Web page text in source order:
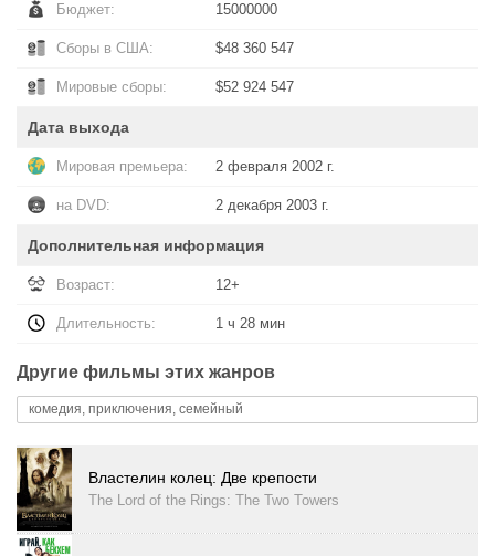
Бюджет: 15000000
Сборы в США: $48 360 547
Мировые сборы: $52 924 547
Дата выхода
Мировая премьера: 2 февраля 2002 г.
на DVD: 2 декабря 2003 г.
Дополнительная информация
Возраст: 12+
Длительность: 1 ч 28 мин
Другие фильмы этих жанров
комедия, приключения, семейный
Властелин колец: Две крепости
The Lord of the Rings: The Two Towers